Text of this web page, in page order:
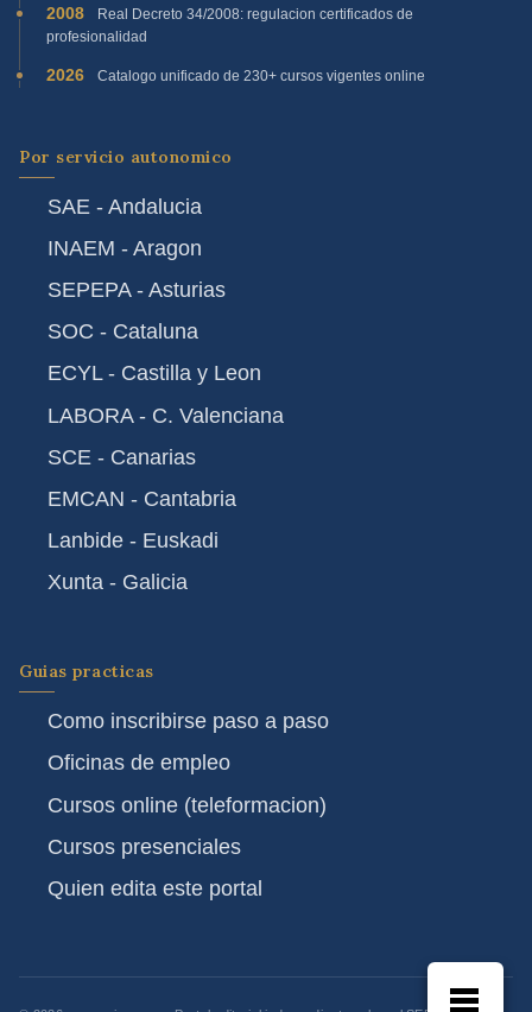
2008
Real Decreto 34/2008: regulacion certificados de
profesionalidad
2026 Catalogo unificado de 230+ cursos vigentes online
Por servicio autonomico
SAE - Andalucia
INAEM - Aragon
SEPEPA - Asturias
SOC - Cataluna
ECYL - Castilla y Leon
LABORA - C. Valenciana
SCE - Canarias
EMCAN - Cantabria
Lanbide - Euskadi
Xunta - Galicia
Guias practicas
Como inscribirse paso a paso
Oficinas de empleo
Cursos online (teleformacion)
Cursos presenciales
Quien edita este portal